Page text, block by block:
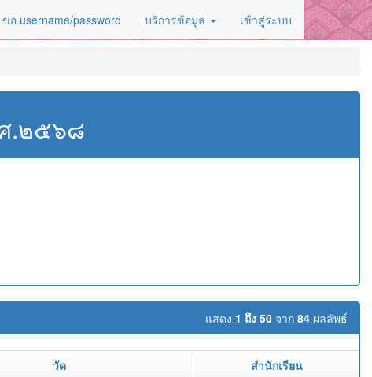
ขอ username/password บริการข้อมูล เข้าสู่ระบบ
.๒๕๖๘
แสดง 1 ถึง 50 จาก 84 ผลลัพธ์
วัด สำนักเรียน